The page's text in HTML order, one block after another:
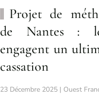
Projet de
de Nantes :
engagent un
cassation
23 Décembre 2025 | Ouest